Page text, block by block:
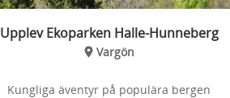
Upplev Ekoparken Halle-Hunneberg
Vargön
Kungliga äventyr på populära bergen